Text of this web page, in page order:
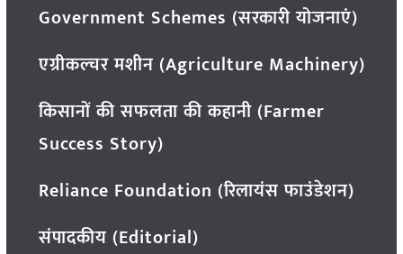
Government Schemes (सरकारी योजनाएं)
एग्रीकल्चर मशीन (Agriculture Machinery)
किसानों की सफलता की कहानी (Farmer
Success Story)
Reliance Foundation (रिलायंस फाउंडेशन)
संपादकीय (Editorial)